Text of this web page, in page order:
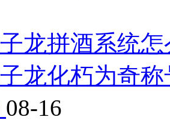
龙拼酒系统
龙化朽为奇
08-16